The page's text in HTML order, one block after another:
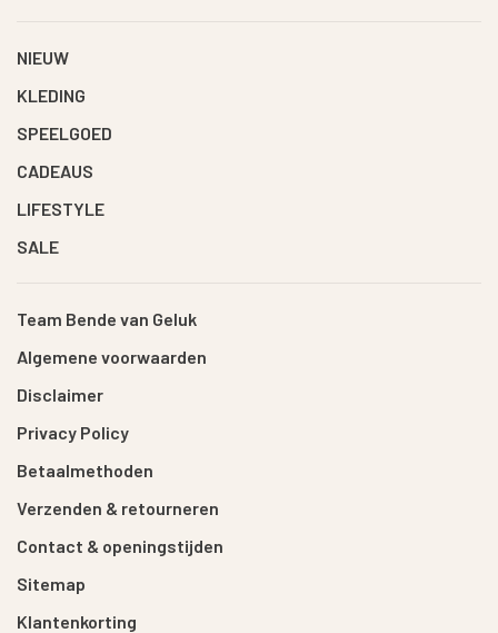
NIEUW
KLEDING
SPEELGOED
CADEAUS
LIFESTYLE
SALE
Team Bende van Geluk
Algemene voorwaarden
Disclaimer
Privacy Policy
Betaalmethoden
Verzenden & retourneren
Contact & openingstijden
Sitemap
Klantenkorting